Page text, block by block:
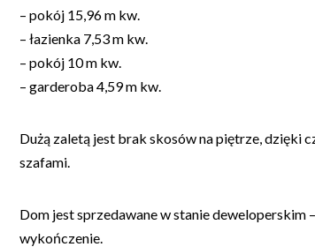
– pokój 15,96 m kw.
– łazienka 7,53 m kw.
– pokój 10 m kw.
– garderoba 4,59 m kw.
Dużą zaletą jest brak skosów na piętrze, dzięki
szafami.
Dom jest sprzedawane w stanie deweloperskim
wykończenie.